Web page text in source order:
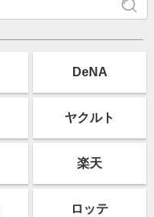
DeNA
ヤクルト
楽天
ロッテ